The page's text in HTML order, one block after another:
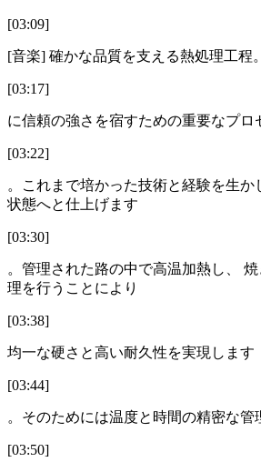
[03:09]
[音楽] 確かな品質を支える熱処理工程
[03:17]
に信頼の強さを宿すための重要なプロ
[03:22]
。これまで培かった技術と経験を生か
状態へと仕上げます
[03:30]
。管理された路の中で高温加熱し、
理を行うことにより
[03:38]
均一な硬さと高い耐久性を実現します
[03:44]
。そのためには温度と時間の精密な管
[03:50]